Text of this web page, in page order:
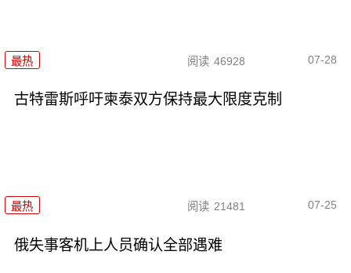
最热 阅读 46928 07-28
古特雷斯呼吁柬泰双方保持最大限度克制
最热 阅读 21481 07-25
俄失事客机上人员确认全部遇难